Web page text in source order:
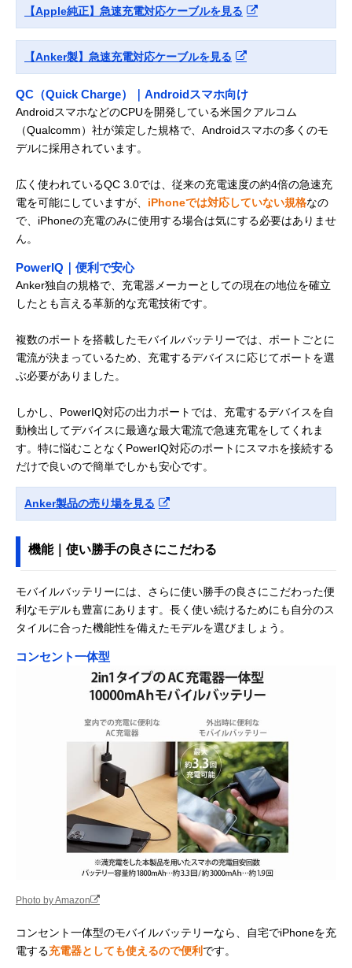
【Apple純正】急速充電対応ケーブルを見る
【Anker製】急速充電対応ケーブルを見る
QC（Quick Charge）｜Androidスマホ向け
AndroidスマホなどのCPUを開発している米国クアルコム
（Qualcomm）社が策定した規格で、Androidスマホの多くのモ
デルに採用されています。
広く使われているQC 3.0では、従来の充電速度の約4倍の急速充
電を可能にしていますが、 iPhoneでは対応していない規格なの
で、iPhoneの充電のみに使用する場合は気にする必要はありませ
ん。
PowerIQ｜便利で安心
Anker独自の規格で、充電器メーカーとしての現在の地位を確立
したとも言える革新的な充電技術です。
複数のポートを搭載したモバイルバッテリーでは、ポートごとに
電流が決まっているため、充電するデバイスに応じてポートを選
ぶ必要がありました。
しかし、PowerIQ対応の出力ポートでは、充電するデバイスを自
動検出してデバイスに最適な最大電流で急速充電をしてくれま
す。特に悩むことなくPowerIQ対応のポートにスマホを接続する
だけで良いので簡単でしかも安心です。
Anker製品の売り場を見る
機能｜使い勝手の良さにこだわる
モバイルバッテリーには、さらに使い勝手の良さにこだわった便
利なモデルも豊富にあります。長く使い続けるためにも自分のス
タイルに合った機能性を備えたモデルを選びましょう。
コンセント一体型
Photo by Amazon
コンセント一体型のモバイルバッテリーなら、自宅でiPhoneを充
電する充電器としても使えるので便利 です。